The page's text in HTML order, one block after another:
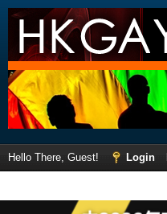
Hello There, Guest! Login